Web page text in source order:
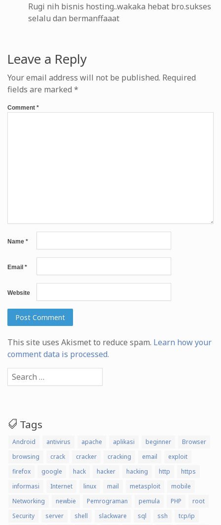
Rugi nih bisnis hosting..wakaka hebat bro.sukses
selalu dan bermanffaaat
Leave a Reply
Your email address will not be published. Required
fields are marked *
Comment *
Name *
Email *
Website
This site uses Akismet to reduce spam. Learn how your
comment data is processed.
for:
Tags
Android antivirus apache aplikasi beginner
Browser
browsing
crack cracker cracking email
exploit
firefox
google hack hacker hacking http
https
informasi
Internet linux mail metasploit
mobile
Networking
newbie Pemrograman pemula PHP
root
Security
server shell slackware sql ssh tcp/ip